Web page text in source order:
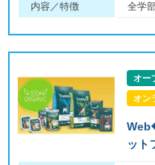
内容／特徴
全学
オー
オン
ット